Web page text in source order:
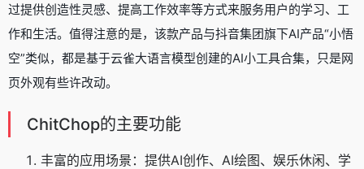
过提供创造性灵感、提高工作效率等方式来服务用户的学习、工
作和生活。值得注意的是，该款产品与抖音集团旗下AI产品“小悟
空”类似，都是基于云雀大语言模型创建的AI小工具合集，只是网
页外观有些许改动。
ChitChop的主要功能
丰富的应用场景：提供AI创作、AI绘图、娱乐休闲、学